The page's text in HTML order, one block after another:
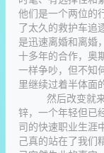
他们是一个两位的
了太久的救护车追
是迅速离婚和离婚
十多年的合作，奥
一样争吵，但不知
里继续过着半体面
然后改变就来了
锌，一个年轻但已
司的快速职业生涯
己真的站在了我们